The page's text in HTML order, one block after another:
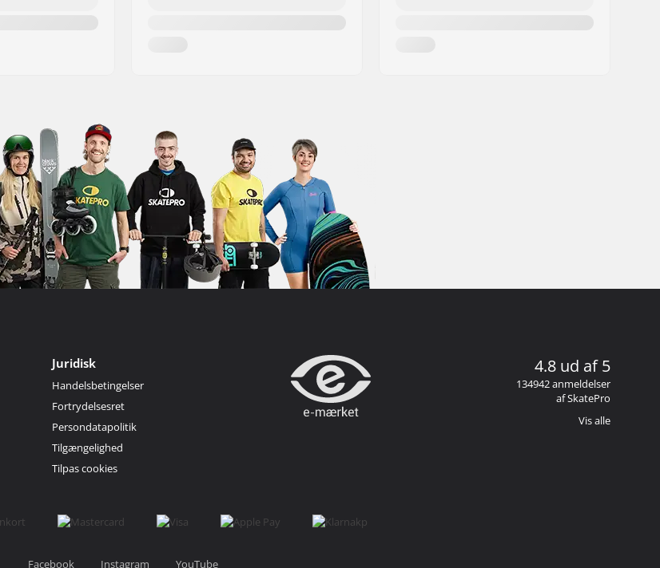
Juridisk
Handelsbetingelser
Fortrydelsesret
Persondatapolitik
Tilgængelighed
Tilpas cookies
4.8 ud af 5
134942 anmeldelser
af SkatePro
Vis alle
Facebook Instagram YouTube